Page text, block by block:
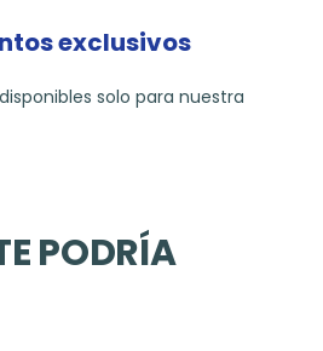
exclusivos
solo para nuestra
PODRÍA